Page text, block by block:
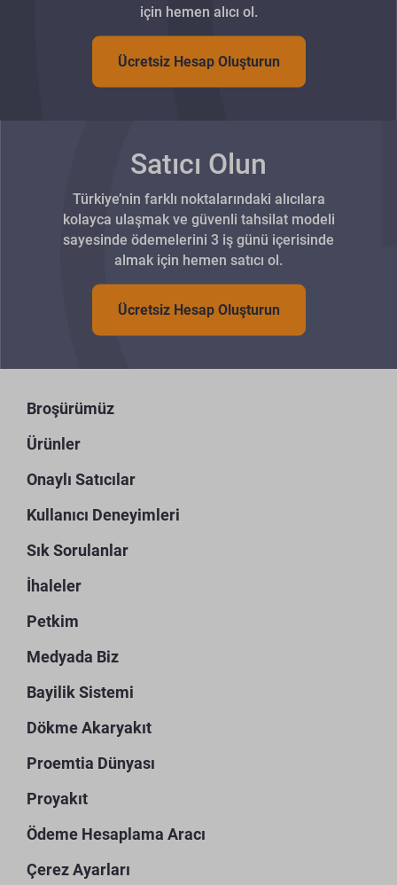
için hemen alıcı ol.
Ücretsiz Hesap Oluşturun
Satıcı Olun
Türkiye’nin farklı noktalarındaki alıcılara
kolayca ulaşmak ve güvenli tahsilat modeli
sayesinde ödemelerini 3 iş günü içerisinde
almak için hemen satıcı ol.
Ücretsiz Hesap Oluşturun
Broşürümüz
Ürünler
Onaylı Satıcılar
Kullanıcı Deneyimleri
Sık Sorulanlar
İhaleler
Petkim
Medyada Biz
Bayilik Sistemi
Dökme Akaryakıt
Proemtia Dünyası
Proyakıt
Ödeme Hesaplama Aracı
Çerez Ayarları